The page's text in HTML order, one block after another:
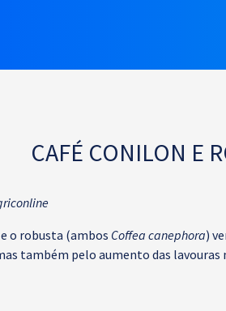
CAFÉ CONILON E
o robusta (ambos Coffea canephora)
também pelo aumento das lavouras